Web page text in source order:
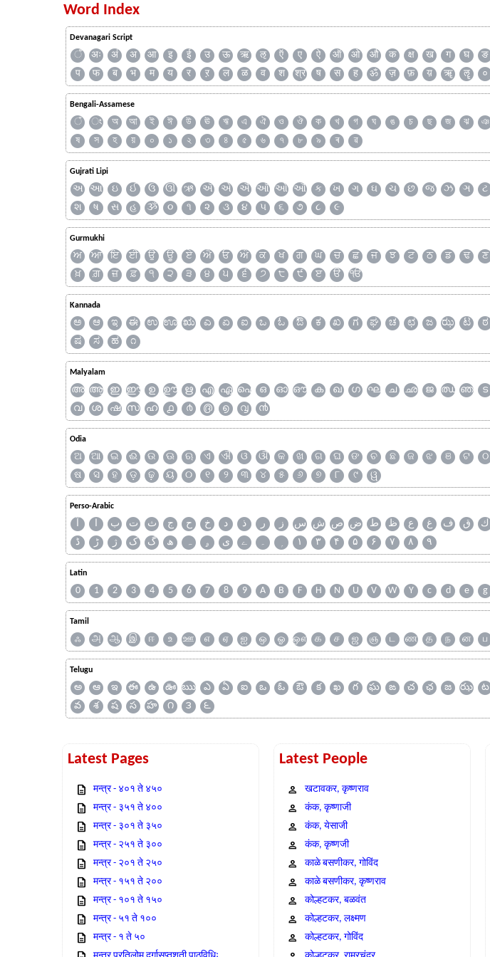
Word Index
Devanagari Script
ँ अः अं अ आ इ ई उ ऊ ऋ ऌ ऍ ए ऐ ऑ ओ औ क क्ष ख ग घ ङ
प
फ ब भ म य र ऱ ल ळ व श श्र ष स ह ॐ ज़ फ़ य़ ॠ ॡ ०
Bengali-Assamese
ঁ ং অ আ ই ঈ উ ঊ ঋ এ ঐ ও ঔ ক খ গ ঘ ঙ চ ছ জ ঝ ঞ
ষ
স হ য় ০ ১ ২ ৩ ৪ ৫ ৬ ৭ ৮ ৯ ৰ ৱ
Gujrati Lipi
અ આ ઇ ઈ ઉ ઊ ઋ ઍ એ ઐ ઑ ઓ ઔ ક ખ ગ ઘ ચ છ જ ઝ ઞ ટ
શ
ષ સ હ ૐ ૦ ૧ ૨ ૩ ૪ ૫ ૬ ૭ ૮ ૯
Gurmukhi
ਅ ਆ ਇ ਈ ਉ ਊ ਏ ਐ ਓ ਔ ਕ ਖ ਗ ਘ ਚ ਛ ਜ ਝ ਟ ਠ ਡ ਢ ਣ
ਖ਼
ਗ਼ ਜ਼ ਫ਼ ੧ ੨ ੩ ੪ ੫ ੬ ੭ ੮ ੯ ੲ ੳ ੴ
Kannada
ಅ ಆ ಇ ಈ ಉ ಊ ಋ ಎ ಏ ಐ ಒ ಓ ಔ ಕ ಖ ಗ ಘ ಚ ಛ ಜ ಝ ಟ ಠ
ಷ
ಸ ಹ ೧
Malyalam
അ ആ ഇ ഈ ഉ ഊ ഋ എ ഏ ഐ ഒ ഓ ഔ ക ഖ ഗ ഘ ച ഛ ജ ഝ ഞ ട
വ
ശ ഷ സ ഹ ൧ ൪ ൫ ൭ ൮ ൯
Odia
ଅ ଆ ଇ ଈ ଉ ଊ ଋ ଏ ଐ ଓ ଔ କ ଖ ଗ ଘ ଙ ଚ ଛ ଜ ଝ ଞ ଟ ଠ
ଷ
ସ ହ ଡ଼ ଢ଼ ୟ ୦ ୧ ୨ ୩ ୪ ୫ ୬ ୭ ୮ ୯ ୱ
Perso-Arabic
آ ا ب ت ث ج ح خ د ذ ر ز س ش ص ض ط ظ ع غ ف ق ك
ڈ
ڑ ژ ک گ ھ ہ ۄ ی ے ۔ ۱ ۳ ۴ ۵ ۶ ۷ ۸ ۹
Latin
0 1 2 3 4 5 6 7 8 9 A B F H N U V W Y c d e g
Tamil
ஃ அ ஆ இ ஈ உ ஊ எ ஏ ஐ ஒ ஓ ஔ க ச ஜ ஞ ட ண த ந ன ப
Telugu
అ ఆ ఇ ఈ ఉ ఊ ఋ ఎ ఏ ఐ ఒ ఓ ఔ క ఖ గ ఘ ఙ చ ఛ జ ఝ ట
వ
శ ష స హ ౧ ౩ ౬
Latest Pages
मन्त्र - ४०१ ते ४५०
मन्त्र - ३५१ ते ४००
मन्त्र - ३०१ ते ३५०
मन्त्र - २५१ ते ३००
मन्त्र - २०१ ते २५०
मन्त्र - १५१ ते २००
मन्त्र - १०१ ते १५०
मन्त्र - ५१ ते १००
मन्त्र - १ ते ५०
Latest People
खटावकर, कृष्णराव
कंक, कृष्णाजी
कंक, येसाजी
कंक, कृष्णजी
काळे बसणीकर, गोविंद
काळे बसणीकर, कृष्णराव
कोल्हटकर, बळवंत
कोल्हटकर, लक्ष्मण
कोल्हटकर, गोविंद